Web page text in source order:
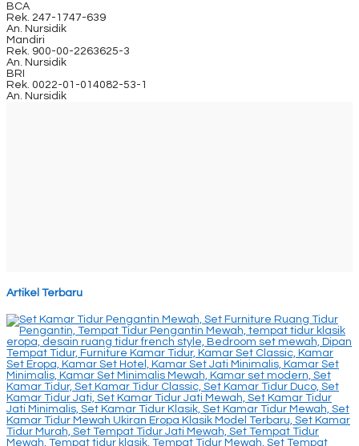
BCA
Rek. 247-1747-639
An. Nursidik
Mandiri
Rek. 900-00-2263625-3
An. Nursidik
BRI
Rek. 0022-01-014082-53-1
An. Nursidik
Artikel Terbaru